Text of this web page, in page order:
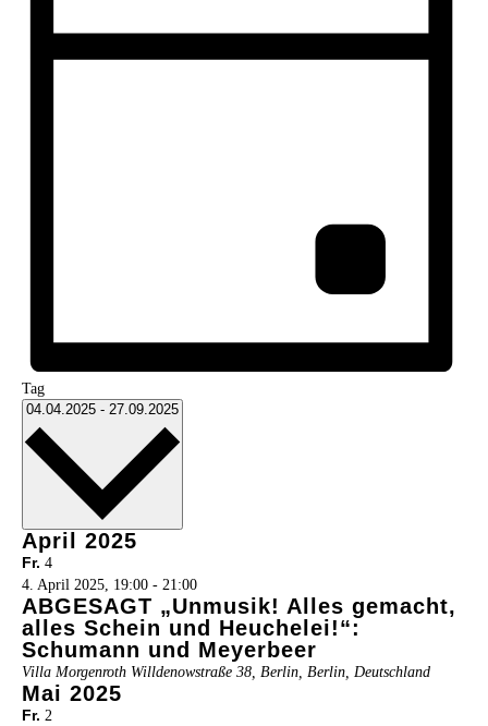
Tag
04.04.2025 - 27.09.2025
April 2025
Fr. 4
4. April 2025, 19:00- 21:00
ABGESAGT „Unmusik! Alles gemacht,
alles Schein und Heuchelei!“:
Schumann und Meyerbeer
Villa Morgenroth Willdenowstraße 38, Berlin, Berlin, Deutschland
Mai 2025
Fr. 2